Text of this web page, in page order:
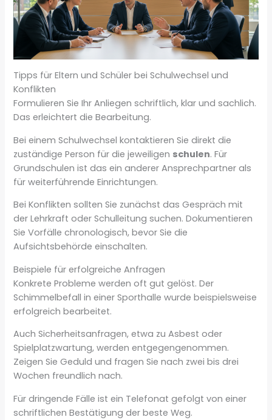
Tipps für Eltern und Schüler bei Schulwechsel und
Konflikten
Formulieren Sie Ihr Anliegen schriftlich, klar und sachlich.
Das erleichtert die Bearbeitung.
Bei einem Schulwechsel kontaktieren Sie direkt die
zuständige Person für die jeweiligen schulen. Für
Grundschulen ist das ein anderer Ansprechpartner als
für weiterführende Einrichtungen.
Bei Konflikten sollten Sie zunächst das Gespräch mit
der Lehrkraft oder Schulleitung suchen. Dokumentieren
Sie Vorfälle chronologisch, bevor Sie die
Aufsichtsbehörde einschalten.
Beispiele für erfolgreiche Anfragen
Konkrete Probleme werden oft gut gelöst. Der
Schimmelbefall in einer Sporthalle wurde beispielsweise
erfolgreich bearbeitet.
Auch Sicherheitsanfragen, etwa zu Asbest oder
Spielplatzwartung, werden entgegengenommen.
Zeigen Sie Geduld und fragen Sie nach zwei bis drei
Wochen freundlich nach.
Für dringende Fälle ist ein Telefonat gefolgt von einer
schriftlichen Bestätigung der beste Weg.